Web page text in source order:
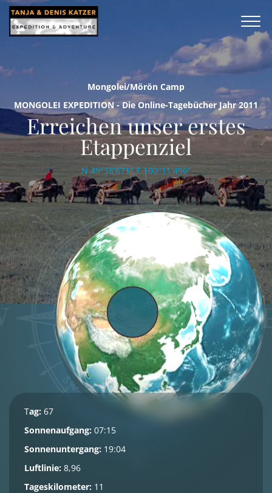
Mongolei/Mörön Camp
MONGOLEI EXPEDITION - Die Online-Tagebücher Jahr 2011
Erreichen unser erstes
Etappenziel
N 49°38'671'' E 100°11'496''
Tag: 67
Sonnenaufgang: 07:15
Sonnenuntergang: 19:04
Luftlinie: 8,96
Tageskilometer: 11